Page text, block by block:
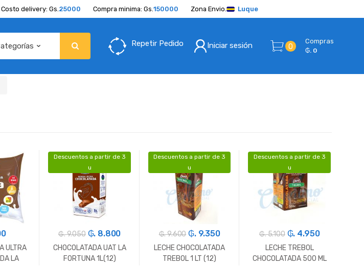
Costo delivery: Gs.25000 Compra minima: Gs.150000 Zona Envio. Luque
Repetir Pedido Iniciar sesión 0
Compras
₲. 0
ULTRA
LA
Descuentos a partir de 3
u
₲. 9.050 ₲. 8.800
CHOCOLATADA UAT LA
FORTUNA 1L(12)
Descuentos a partir de 3
u
₲. 9.600 ₲. 9.350
LECHE CHOCOLATADA
TREBOL 1 LT (12)
Descuentos a partir de 3
u
₲. 5.100 ₲. 4.950
LECHE TREBOL
CHOCOLATADA 500 ML